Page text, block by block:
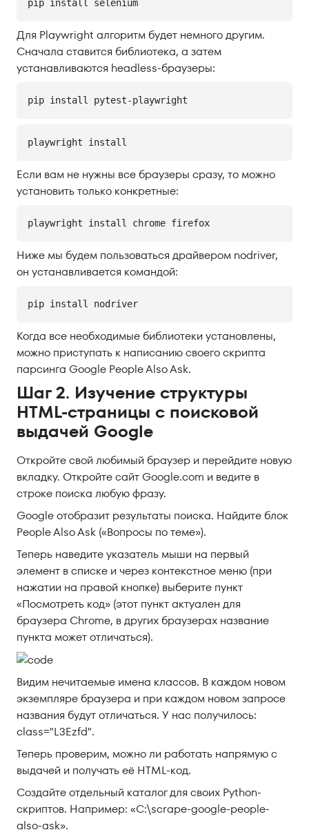
pip install selenium
Для Playwright алгоритм будет немного другим.
Сначала ставится библиотека, а затем
устанавливаются headless-браузеры:
pip install pytest-playwright
playwright install
Если вам не нужны все браузеры сразу, то можно
установить только конкретные:
playwright install chrome firefox
Ниже мы будем пользоваться драйвером nodriver,
он устанавливается командой:
pip install nodriver
Когда все необходимые библиотеки установлены,
можно приступать к написанию своего скрипта
парсинга Google People Also Ask.
Шаг 2. Изучение структуры
HTML-страницы с поисковой
выдачей Google
Откройте свой любимый браузер и перейдите новую
вкладку. Откройте сайт Google.com и ведите в
строке поиска любую фразу.
Google отобразит результаты поиска. Найдите блок
People Also Ask («Вопросы по теме»).
Теперь наведите указатель мыши на первый
элемент в списке и через контекстное меню (при
нажатии на правой кнопке) выберите пункт
«Посмотреть код» (этот пункт актуален для
браузера Chrome, в других браузерах название
пункта может отличаться).
Видим нечитаемые имена классов. В каждом новом
экземпляре браузера и при каждом новом запросе
названия будут отличаться. У нас получилось:
class="L3Ezfd".
Теперь проверим, можно ли работать напрямую с
выдачей и получать её HTML-код.
Создайте отдельный каталог для своих Python-
скриптов. Например: «C:\scrape-google-people-
also-ask».